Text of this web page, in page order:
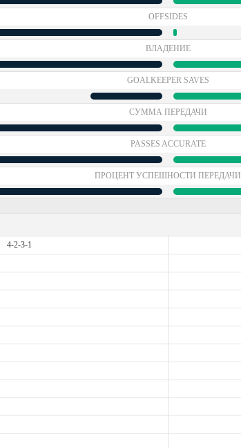
OFFSIDES
ВЛАДЕНИЕ
GOALKEEPER SAVES
СУММА ПЕРЕДАЧИ
PASSES ACCURATE
ПРОЦЕНТ УСПЕШНОСТИ ПЕРЕДАЧИ
4-2-3-1